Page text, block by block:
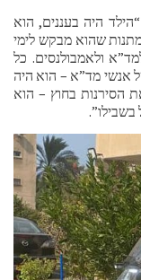
היה בעננים, הוא
כל המתנות שהוא מבקש לימי
ולאמבולנסים. כל
מד”א – הוא היה
הסירנות בחוץ – הוא